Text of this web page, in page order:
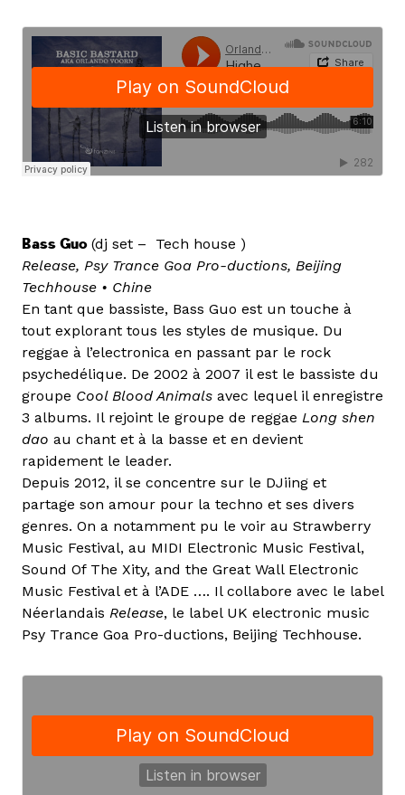
Bass Guo(dj set – Tech house )
Release, Psy Trance Goa Pro-ductions, Beijing
Techhouse • Chine
En tant que bassiste, Bass Guo est un touche à
tout explorant tous les styles de musique. Du
reggae à l’electronica en passant par le rock
psychedélique. De 2002 à 2007 il est le bassiste du
groupe Cool Blood Animals avec lequel il enregistre
3 albums. Il rejoint le groupe de reggae Long shen
dao au chant et à la basse et en devient
rapidement le leader.
Depuis 2012, il se concentre sur le DJiing et
partage son amour pour la techno et ses divers
genres. On a notamment pu le voir au Strawberry
Music Festival, au MIDI Electronic Music Festival,
Sound Of The Xity, and the Great Wall Electronic
Music Festival et à l’ADE …. Il collabore avec le label
Néerlandais Release, le label UK electronic music
Psy Trance Goa Pro-ductions, Beijing Techhouse.